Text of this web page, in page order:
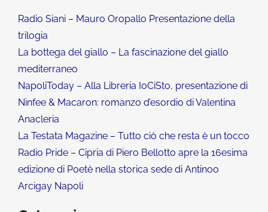
Radio Siani – Mauro Oropallo Presentazione della
trilogia
La bottega del giallo – La fascinazione del giallo
mediterraneo
NapoliToday – Alla Libreria IoCiSto, presentazione di
Ninfee & Macaron: romanzo d’esordio di Valentina
Anacleria
La Testata Magazine – Tutto ciò che resta è un tocco
Radio Pride – Cipria di Piero Bellotto apre la 16esima
edizione di Poetè nella storica sede di Antinoo
Arcigay Napoli